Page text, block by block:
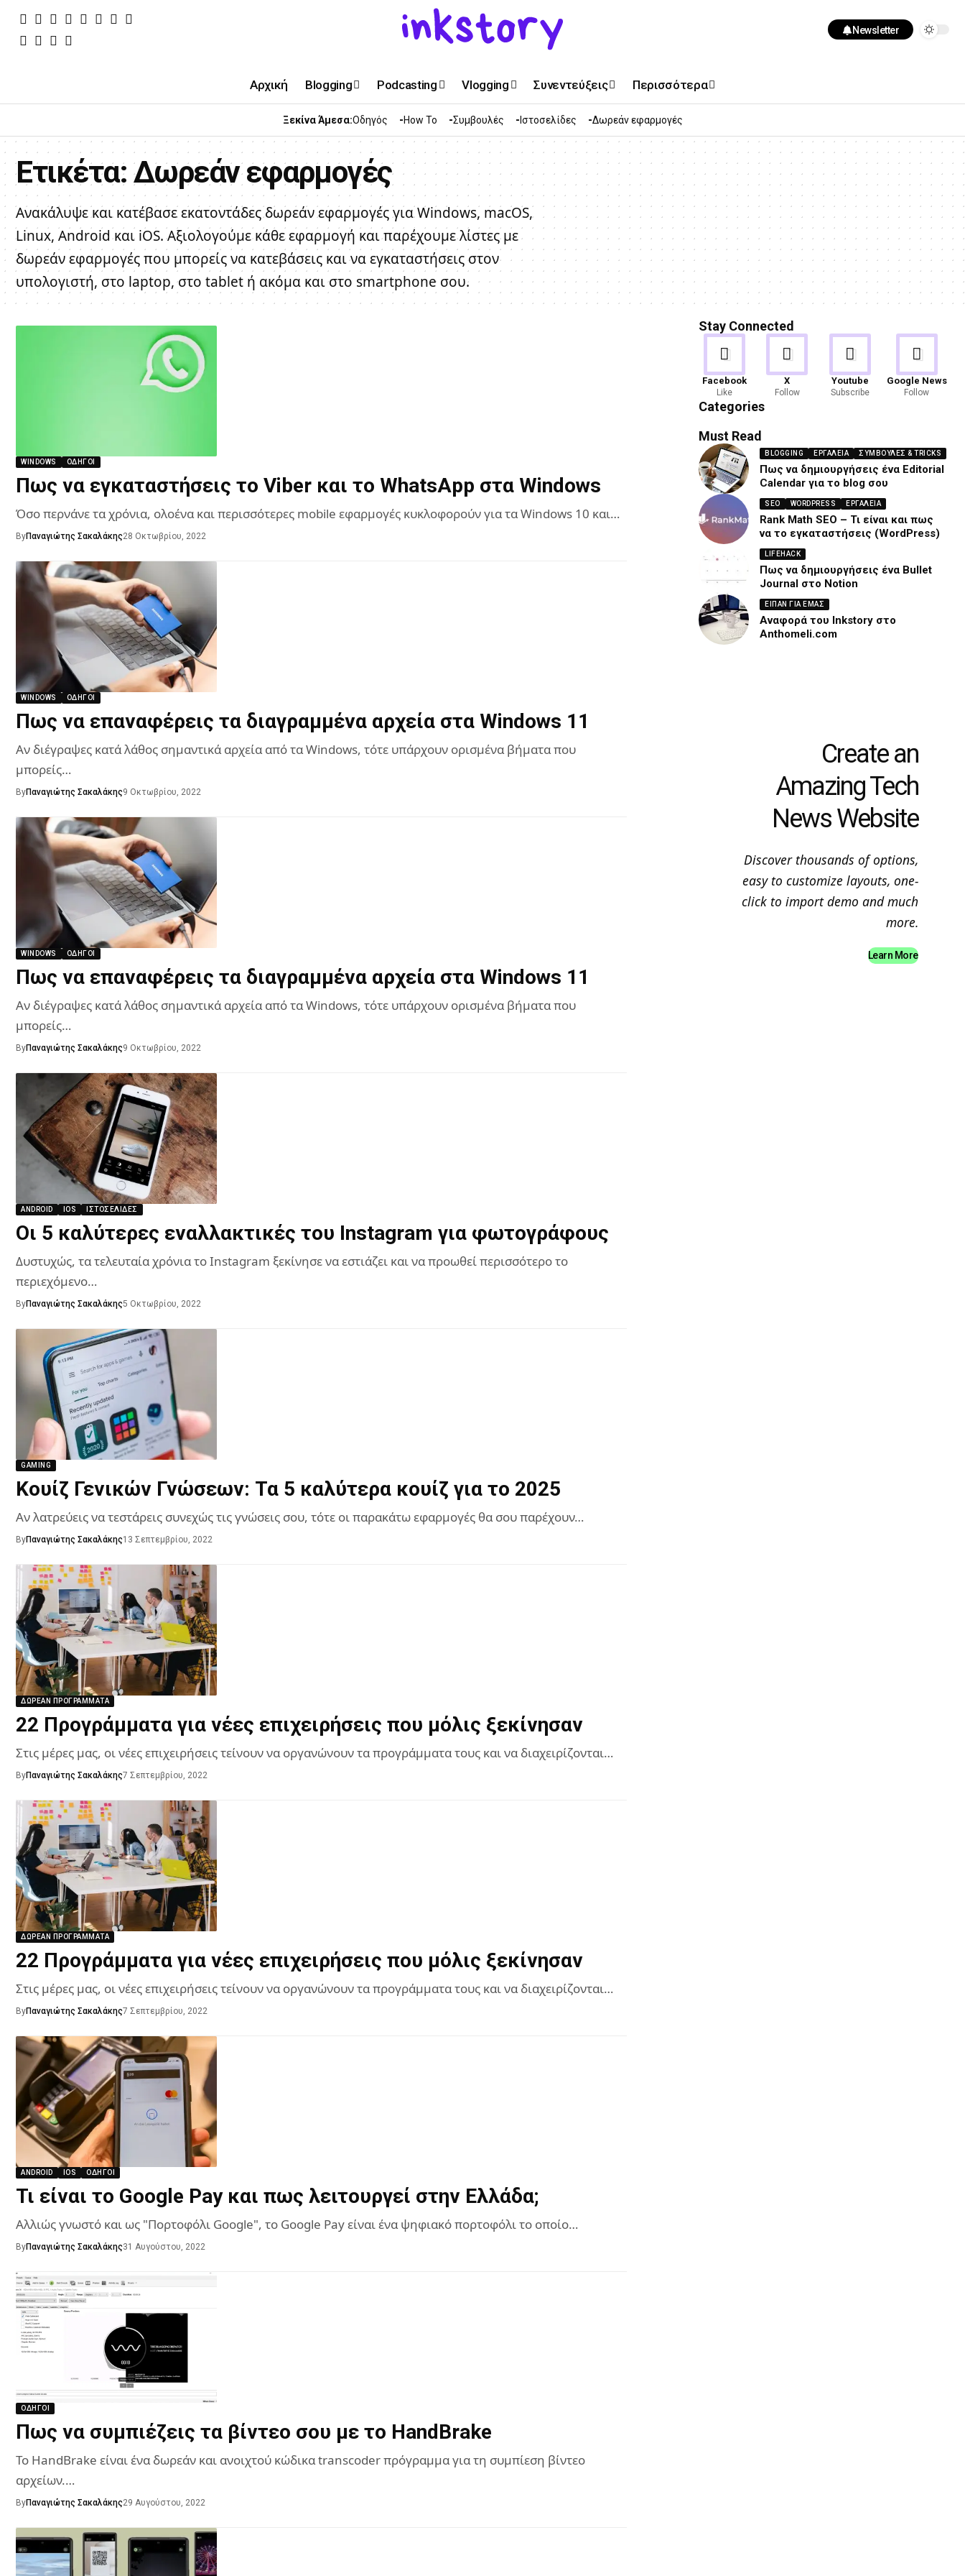
Newsletter
Αρχική Blogging Podcasting Vlogging Συνεντεύξεις Περισσότερα
Ξεκίνα Άμεσα:Οδηγός How To Συμβουλές Ιστοσελίδες Δωρεάν εφαρμογές
Ετικέτα: Δωρεάν εφαρμογές
Ανακάλυψε και κατέβασε εκατοντάδες δωρεάν εφαρμογές για Windows, macOS,
Linux, Android και iOS. Αξιολογούμε κάθε εφαρμογή και παρέχουμε λίστες με
δωρεάν εφαρμογές που μπορείς να κατεβάσεις και να εγκαταστήσεις στον
υπολογιστή, στο laptop, στο tablet ή ακόμα και στο smartphone σου.
WINDOWS ΟΔΗΓΟΊ
Πως να εγκαταστήσεις το Viber και το WhatsApp στα Windows
Όσο περνάνε τα χρόνια, ολοένα και περισσότερες mobile εφαρμογές κυκλοφορούν για τα Windows 10 και…
ByΠαναγιώτης Σακαλάκης28 Οκτωβρίου, 2022
WINDOWS ΟΔΗΓΟΊ
Πως να επαναφέρεις τα διαγραμμένα αρχεία στα Windows 11
Αν διέγραψες κατά λάθος σημαντικά αρχεία από τα Windows, τότε υπάρχουν ορισμένα βήματα που
μπορείς…
ByΠαναγιώτης Σακαλάκης9 Οκτωβρίου, 2022
WINDOWS ΟΔΗΓΟΊ
Πως να επαναφέρεις τα διαγραμμένα αρχεία στα Windows 11
Αν διέγραψες κατά λάθος σημαντικά αρχεία από τα Windows, τότε υπάρχουν ορισμένα βήματα που
μπορείς…
ByΠαναγιώτης Σακαλάκης9 Οκτωβρίου, 2022
ANDROID IOS ΙΣΤΟΣΕΛΊΔΕΣ
Οι 5 καλύτερες εναλλακτικές του Instagram για φωτογράφους
Δυστυχώς, τα τελευταία χρόνια το Instagram ξεκίνησε να εστιάζει και να προωθεί περισσότερο το
περιεχόμενο…
ByΠαναγιώτης Σακαλάκης5 Οκτωβρίου, 2022
GAMING
Κουίζ Γενικών Γνώσεων: Τα 5 καλύτερα κουίζ για το 2025
Αν λατρεύεις να τεστάρεις συνεχώς τις γνώσεις σου, τότε οι παρακάτω εφαρμογές θα σου παρέχουν…
ByΠαναγιώτης Σακαλάκης13 Σεπτεμβρίου, 2022
ΔΩΡΕΆΝ ΠΡΟΓΡΆΜΜΑΤΑ
22 Προγράμματα για νέες επιχειρήσεις που μόλις ξεκίνησαν
Στις μέρες μας, οι νέες επιχειρήσεις τείνουν να οργανώνουν τα προγράμματα τους και να διαχειρίζονται…
ByΠαναγιώτης Σακαλάκης7 Σεπτεμβρίου, 2022
ΔΩΡΕΆΝ ΠΡΟΓΡΆΜΜΑΤΑ
22 Προγράμματα για νέες επιχειρήσεις που μόλις ξεκίνησαν
Στις μέρες μας, οι νέες επιχειρήσεις τείνουν να οργανώνουν τα προγράμματα τους και να διαχειρίζονται…
ByΠαναγιώτης Σακαλάκης7 Σεπτεμβρίου, 2022
ANDROID IOS ΟΔΗΓΟΊ
Τι είναι το Google Pay και πως λειτουργεί στην Ελλάδα;
Αλλιώς γνωστό και ως "Πορτοφόλι Google", το Google Pay είναι ένα ψηφιακό πορτοφόλι το οποίο…
ByΠαναγιώτης Σακαλάκης31 Αυγούστου, 2022
ΟΔΗΓΟΊ
Πως να συμπιέζεις τα βίντεο σου με το HandBrake
Το HandBrake είναι ένα δωρεάν και ανοιχτού κώδικα transcoder πρόγραμμα για τη συμπίεση βίντεο
αρχείων.…
ByΠαναγιώτης Σακαλάκης29 Αυγούστου, 2022
Stay Connected
Facebook
Like
X
Follow
Youtube
Subscribe
Google News
Follow
Categories
Android
82 Articles
Gaming
19 Articles
Must Read
BLOGGING ΕΡΓΑΛΕΊΑ ΣΥΜΒΟΥΛΈΣ & TRICKS
Πως να δημιουργήσεις ένα Editorial
Calendar για το blog σου
SEO WORDPRESS ΕΡΓΑΛΕΊΑ
Rank Math SEO – Τι είναι και πως
να το εγκαταστήσεις (WordPress)
LIFEHACK
Πως να δημιουργήσεις ένα Bullet
Journal στο Notion
ΕΙΠΑΝ ΓΙΑ ΕΜΑΣ
Αναφορά του Inkstory στο
Anthomeli.com
Create an
Amazing Tech
News Website
Discover thousands of options,
easy to customize layouts, one-
click to import demo and much
more.
Learn More